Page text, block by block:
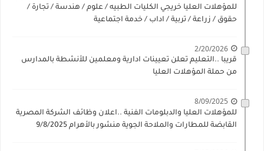
للمؤهلات العليا خريجي الكليات الطبيه / علوم / هندسة / تجارة /
حقوق / زراعة / تربية / اداب / خدمة اجتماعية
2/20/2026
قريبا ..التعليم تعلن تعيينات ادارية ومعلمين للأنشطة بالمدارس
من حملة المؤهلات العليا
8/09/2025
للمؤهلات العليا والدبلومات الفنية ..اعلان وظائف الشركة المصرية
القابضة للمطارات والملاحة الجوية منشور بالأهرام 9/8/2025